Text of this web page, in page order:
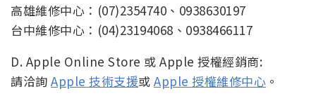
高雄維修中心：(07)2354740、0938630197
台中維修中心：(04)23194068、0938466117
D. Apple Online Store 或 Apple 授權經銷商:
請洽詢 Apple 技術支援或 Apple 授權維修中心 。